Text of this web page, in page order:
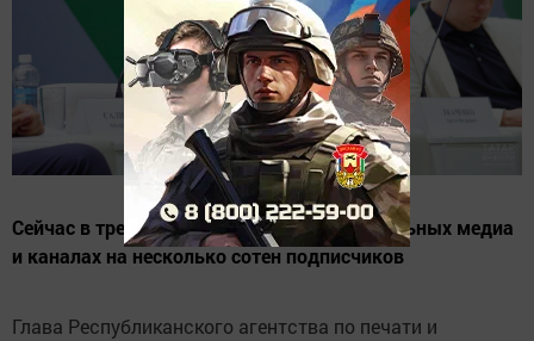
Сейчас в тренде – быть известным в локальных медиа
и каналах на несколько сотен подписчиков
Глава Республиканского агентства по печати и